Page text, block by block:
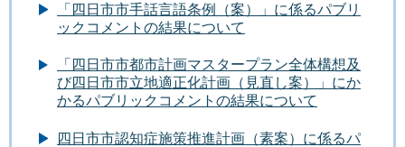
「四日市市手話言語条例（案）」に係るパブリ
ックコメントの結果について
「四日市市都市計画マスタープラン全体構想及
び四日市市立地適正化計画（見直し案）」にか
かるパブリックコメントの結果について
四日市市認知症施策推進計画（素案）に係るパ